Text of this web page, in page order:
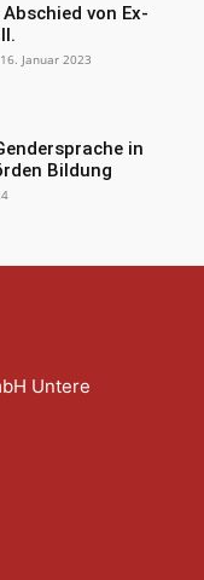
von Ex-
16. Januar 2023
in
Bildung
Untere